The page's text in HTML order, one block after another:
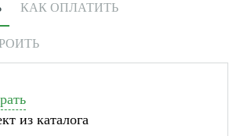
КАК ОПЛАТИТЬ
из каталога